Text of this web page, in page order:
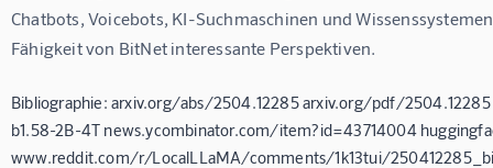
Chatbots, Voicebots, KI-Suchmaschinen und
Fähigkeit von BitNet interessante Perspektiven.
Bibliographie: arxiv.org/abs/2504.12285 arxiv.org/pdf/
b1.58-2B-4T news.ycombinator.com/item?id=43714004
www.reddit.com/r/LocalLLaMA/comments/1k13tui/